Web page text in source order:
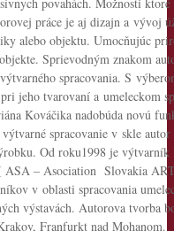
práce je aj dizajn a vývoj
alebo objektu. Umocňujúc
Sprievodným znakom
spracovania. S
jeho tvarovaní a umeleckom
Kováčika nadobúda novú
spracovanie v skle
Od roku1998 je
– Asociation Slovakia
v oblasti spracovania
výstavách. Autorova tvorba
Franfurkt nad Mohanom.